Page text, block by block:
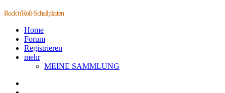
Rock'n'Roll-Schallplatten
Home
Forum
Registrieren
mehr
MEINE SAMMLUNG